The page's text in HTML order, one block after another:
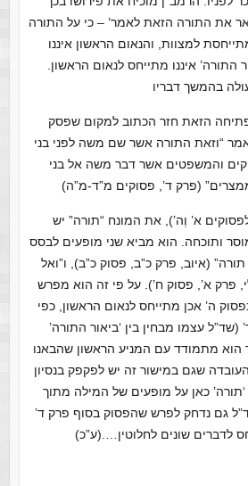
את התורה הזאת לאמר’ – כי על התורה
למצוות, והנאום הראשון איננו
התורה’ איננו מתייחס לנאום הראשון.
הזאת חזר הכתוב למקום שפסק
“וזאת התורה אשר שם משה לפני בני
והמשפטים אשר דבר משה אל בני
א’ וְה’), את המונח “תורה” יש
ותוכחה. הוא מביא שני מופעים לבסס
(איוב, פרק כ”ב, פסוק כ”ב), ו”ואל
פרק א’, פסוק ח’). על פי זה הוא מפרש
ה’ אכן מתייחס לנאום הראשון, כפי
עצמו מבחין בין ‘ביאור התורה’
הוא מתמודד עם המניע הראשון שהבאנו
שגם במישור זה יש לפקפק בנסיון
כאן על מופעים של המילה מתוך
גם נדחק לפרש שהפסוק בסוף פרק ד’
לדברים שונים לחלוטין….(ע”כ)